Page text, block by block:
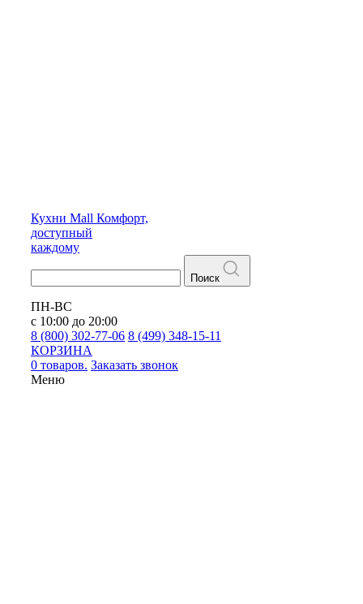
Кухни Mall Комфорт,
доступный
каждому
Поиск
ПН-ВС
с 10:00 до 20:00
8 (800) 302-77-06 8 (499) 348-15-11
КОРЗИНА
0 товаров. Заказать звонок
Меню